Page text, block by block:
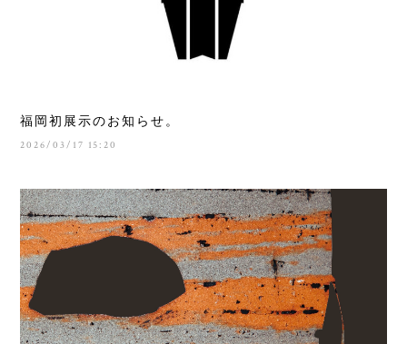
福岡初展示のお知らせ。
2026/03/17 15:20